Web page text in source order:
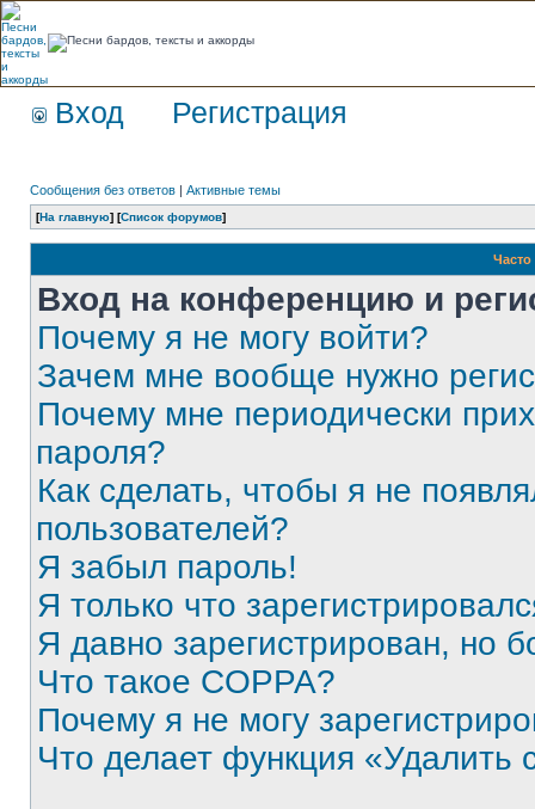
Вход Регистрация
Сообщения без ответов | Активные темы
[На главную] [Список форумов]
Вход на конференцию и
Почему я не могу войти?
Зачем мне вообще нужно
Почему мне периодически
пароля?
Как сделать, чтобы я не
пользователей?
Я забыл пароль!
Я только что
Я давно зарегистрирован, но
Что такое COPPA?
Почему я не могу
Что делает функция «Удалить